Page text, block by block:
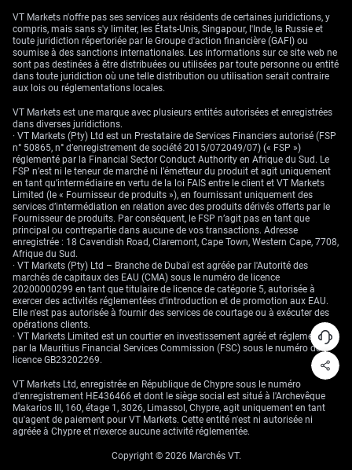
») des responsables de la Fed dans les prochaines semaines.
Sur les dérivés actions, cet environnement appelle une posture plus
défensive, en particulier pour les secteurs sensibles aux taux comme la
technologie et les valeurs de croissance non rentables. Nous
envisageons d’acheter des options de vente de protection (« puts ») sur
le Nasdaq 100. Cette stratégie permettrait de mieux isoler les
élevés plus longtemps (« higher for longer »).
La perspective d’un nombre plus limité de baisses de taux de la Fed
devrait également soutenir le dollar américain, qui s’est apprécié de
manière régulière face à l’euro depuis fin 2025. Nous pensons que la
force du billet vert se prolongera, alors que d’autres banques centrales,
comme la BCE, semblent davantage engagées dans l’assouplissement
de leur politique. En conséquence, nous examinons des stratégies tirant
parti d’une hausse de l’indice du dollar (DXY), telles que l’achat d’options
d’achat (« calls »).
VT Markets n'offre pas ses services aux résidents de certaines juridictions, y
compris, mais sans s'y limiter, les États-Unis, Singapour, l'Inde, la Russie et
toute juridiction répertoriée par le Groupe d'action financière (GAFI) ou
soumise à des sanctions internationales. Les informations sur ce site web ne
sont pas destinées à être distribuées ou utilisées par toute personne ou entité
dans toute juridiction où une telle distribution ou utilisation serait contraire
aux lois ou réglementations locales.
VT Markets est une marque avec plusieurs entités autorisées et enregistrées
dans diverses juridictions.
· VT Markets (Pty) Ltd est un Prestataire de Services Financiers autorisé (FSP
n° 50865, n° d’enregistrement de société 2015/072049/07) (« FSP »)
réglementé par la Financial Sector Conduct Authority en Afrique du Sud. Le
FSP n’est ni le teneur de marché ni l’émetteur du produit et agit uniquement
en tant qu’intermédiaire en vertu de la loi FAIS entre le client et VT Markets
Limited (le « Fournisseur de produits »), en fournissant uniquement des
services d’intermédiation en relation avec des produits dérivés offerts par le
Fournisseur de produits. Par conséquent, le FSP n’agit pas en tant que
principal ou contrepartie dans aucune de vos transactions. Adresse
enregistrée : 18 Cavendish Road, Claremont, Cape Town, Western Cape, 7708,
Afrique du Sud.
· VT Markets (Pty) Ltd – Branche de Dubaï est agréée par l'Autorité des
marchés de capitaux des EAU (CMA) sous le numéro de licence
20200000299 en tant que titulaire de licence de catégorie 5, autorisée à
exercer des activités réglementées d'introduction et de promotion aux EAU.
Elle n'est pas autorisée à fournir des services de courtage ou à exécuter des
opérations clients.
· VT Markets Limited est un courtier en investissement agréé et réglementé
par la Mauritius Financial Services Commission (FSC) sous le numéro de
licence GB23202269.
VT Markets Ltd, enregistrée en République de Chypre sous le numéro
d'enregistrement HE436466 et dont le siège social est situé à l'Archevêque
Makarios III, 160, étage 1, 3026, Limassol, Chypre, agit uniquement en tant
qu'agent de paiement pour VT Markets. Cette entité n'est ni autorisée ni
agréée à Chypre et n'exerce aucune activité réglementée.
Copyright © 2026 Marchés VT.